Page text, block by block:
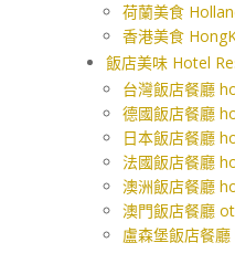
荷蘭美食
香港美食
飯店美味 Hotel
台灣飯店餐廳
德國飯店餐廳
日本飯店餐廳
法國飯店餐廳
澳洲飯店餐廳
澳門飯店餐廳
盧森堡飯店餐